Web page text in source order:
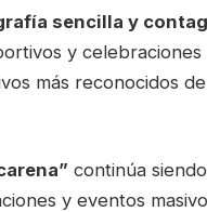
sencilla y
y
más reconocidos
continúa
y eventos